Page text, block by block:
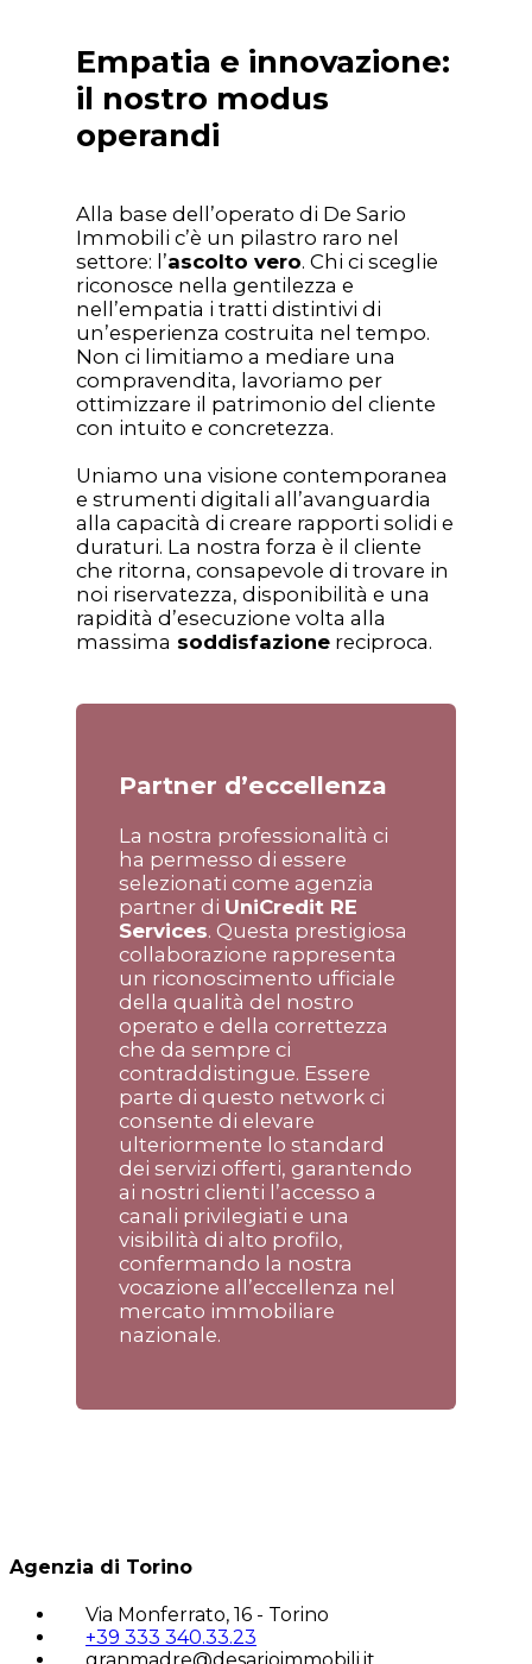
Empatia e innovazione:
il nostro modus
operandi
Alla base dell’operato di De Sario
Immobili c’è un pilastro raro nel
settore: l’ascolto vero. Chi ci sceglie
riconosce nella gentilezza e
nell’empatia i tratti distintivi di
un’esperienza costruita nel tempo.
Non ci limitiamo a mediare una
compravendita, lavoriamo per
ottimizzare il patrimonio del cliente
con intuito e concretezza.
Uniamo una visione contemporanea
e strumenti digitali all’avanguardia
alla capacità di creare rapporti solidi e
duraturi. La nostra forza è il cliente
che ritorna, consapevole di trovare in
noi riservatezza, disponibilità e una
rapidità d’esecuzione volta alla
massima soddisfazione reciproca.
Partner d’eccellenza
La nostra professionalità ci
ha permesso di essere
selezionati come agenzia
partner di UniCredit RE
Services. Questa prestigiosa
collaborazione rappresenta
un riconoscimento ufficiale
della qualità del nostro
operato e della correttezza
che da sempre ci
contraddistingue. Essere
parte di questo network ci
consente di elevare
ulteriormente lo standard
dei servizi offerti, garantendo
ai nostri clienti l’accesso a
canali privilegiati e una
visibilità di alto profilo,
confermando la nostra
vocazione all’eccellenza nel
mercato immobiliare
nazionale.
Agenzia di Torino
Via Monferrato, 16 - Torino
+39 333 340.33.23